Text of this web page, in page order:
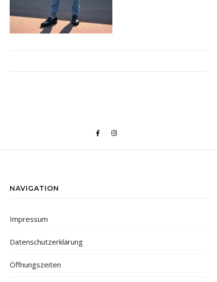
NAVIGATION
Impressum
Datenschutzerklärung
Öffnungszeiten